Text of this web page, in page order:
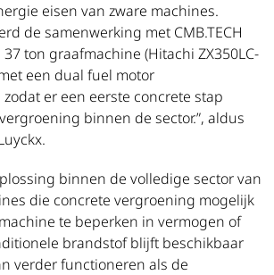
eisen van zware machines.
de samenwerking met CMB.TECH
ton graafmachine (Hitachi ZX350LC-
een dual fuel motor
er een eerste concrete stap
binnen de sector.”, aldus
binnen de volledige sector van
die concrete vergroening mogelijk
te beperken in vermogen of
brandstof blijft beschikbaar
verder functioneren als de